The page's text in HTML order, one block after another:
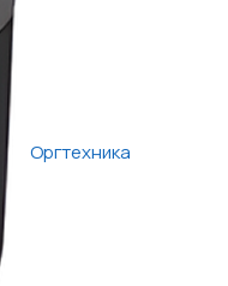
Оргтехника